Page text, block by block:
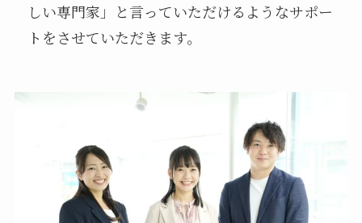
しい専門家」と言っていただけるようなサポー
トをさせていただきます。